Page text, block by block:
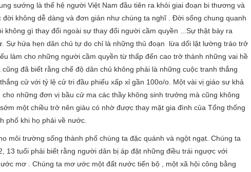
sướng là thế hệ người Việt Nam đầu tiên ra khỏi giai đoạn bi thương và
không dễ dàng và đơn giản như chúng ta nghĩ . Đời sống chung quanh
gì thay đổi ngoài sự thay đổi người cầm quyền ...Sự thật bày ra
Sự hứa hẹn dân chủ tự do chỉ là những thủ đoạn lừa dối lật lường tráo trở
làm cho những người cầm quyền từ thấp đến cao trở thành những vai hề
đã biết rằng chế độ dân chủ không phải là những cuộc tranh thắng
cử với tỷ lệ cử tri đầu phiếu xấp xỉ gần 100o/o. Một vài vị giáo sư khả
những đơn vị bầu cử ma các thầy không sinh trưởng mà cũng không
một chiều trở nên giàu có nhờ được thay mặt gia đình của Tổng thống
phố khi họ phải về nước.
môi trường sống thành phố chúng ta đặc quánh và ngột ngạt. Chúng ta
13 tuổi phải biết rằng người dân bị áp đặt những điều trái ngược với
mơ . Chúng ta mơ ước một đất nước tiến bộ , một xã hội công bằng